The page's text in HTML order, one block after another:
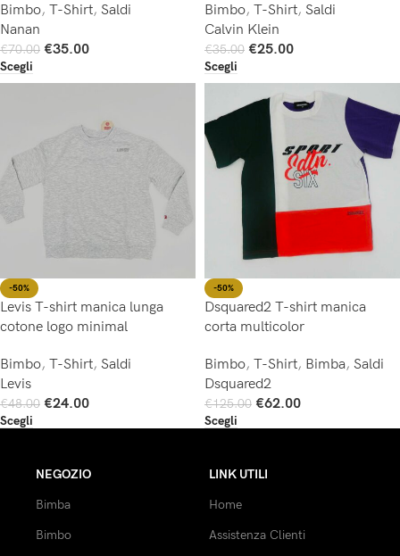
Bimbo, T-Shirt, Saldi
Nanan
€70.00 €35.00
Scegli
Bimbo, T-Shirt, Saldi
Calvin Klein
€35.00 €25.00
Scegli
-50%
Levis T-shirt manica lunga
cotone logo minimal
Bimbo, T-Shirt, Saldi
Levis
€48.00 €24.00
Scegli
-50%
Dsquared2 T-shirt manica
corta multicolor
Bimbo, T-Shirt, Bimba, Saldi
Dsquared2
€125.00 €62.00
Scegli
NEGOZIO
Bimba
Bimbo
LINK UTILI
Home
Assistenza Clienti